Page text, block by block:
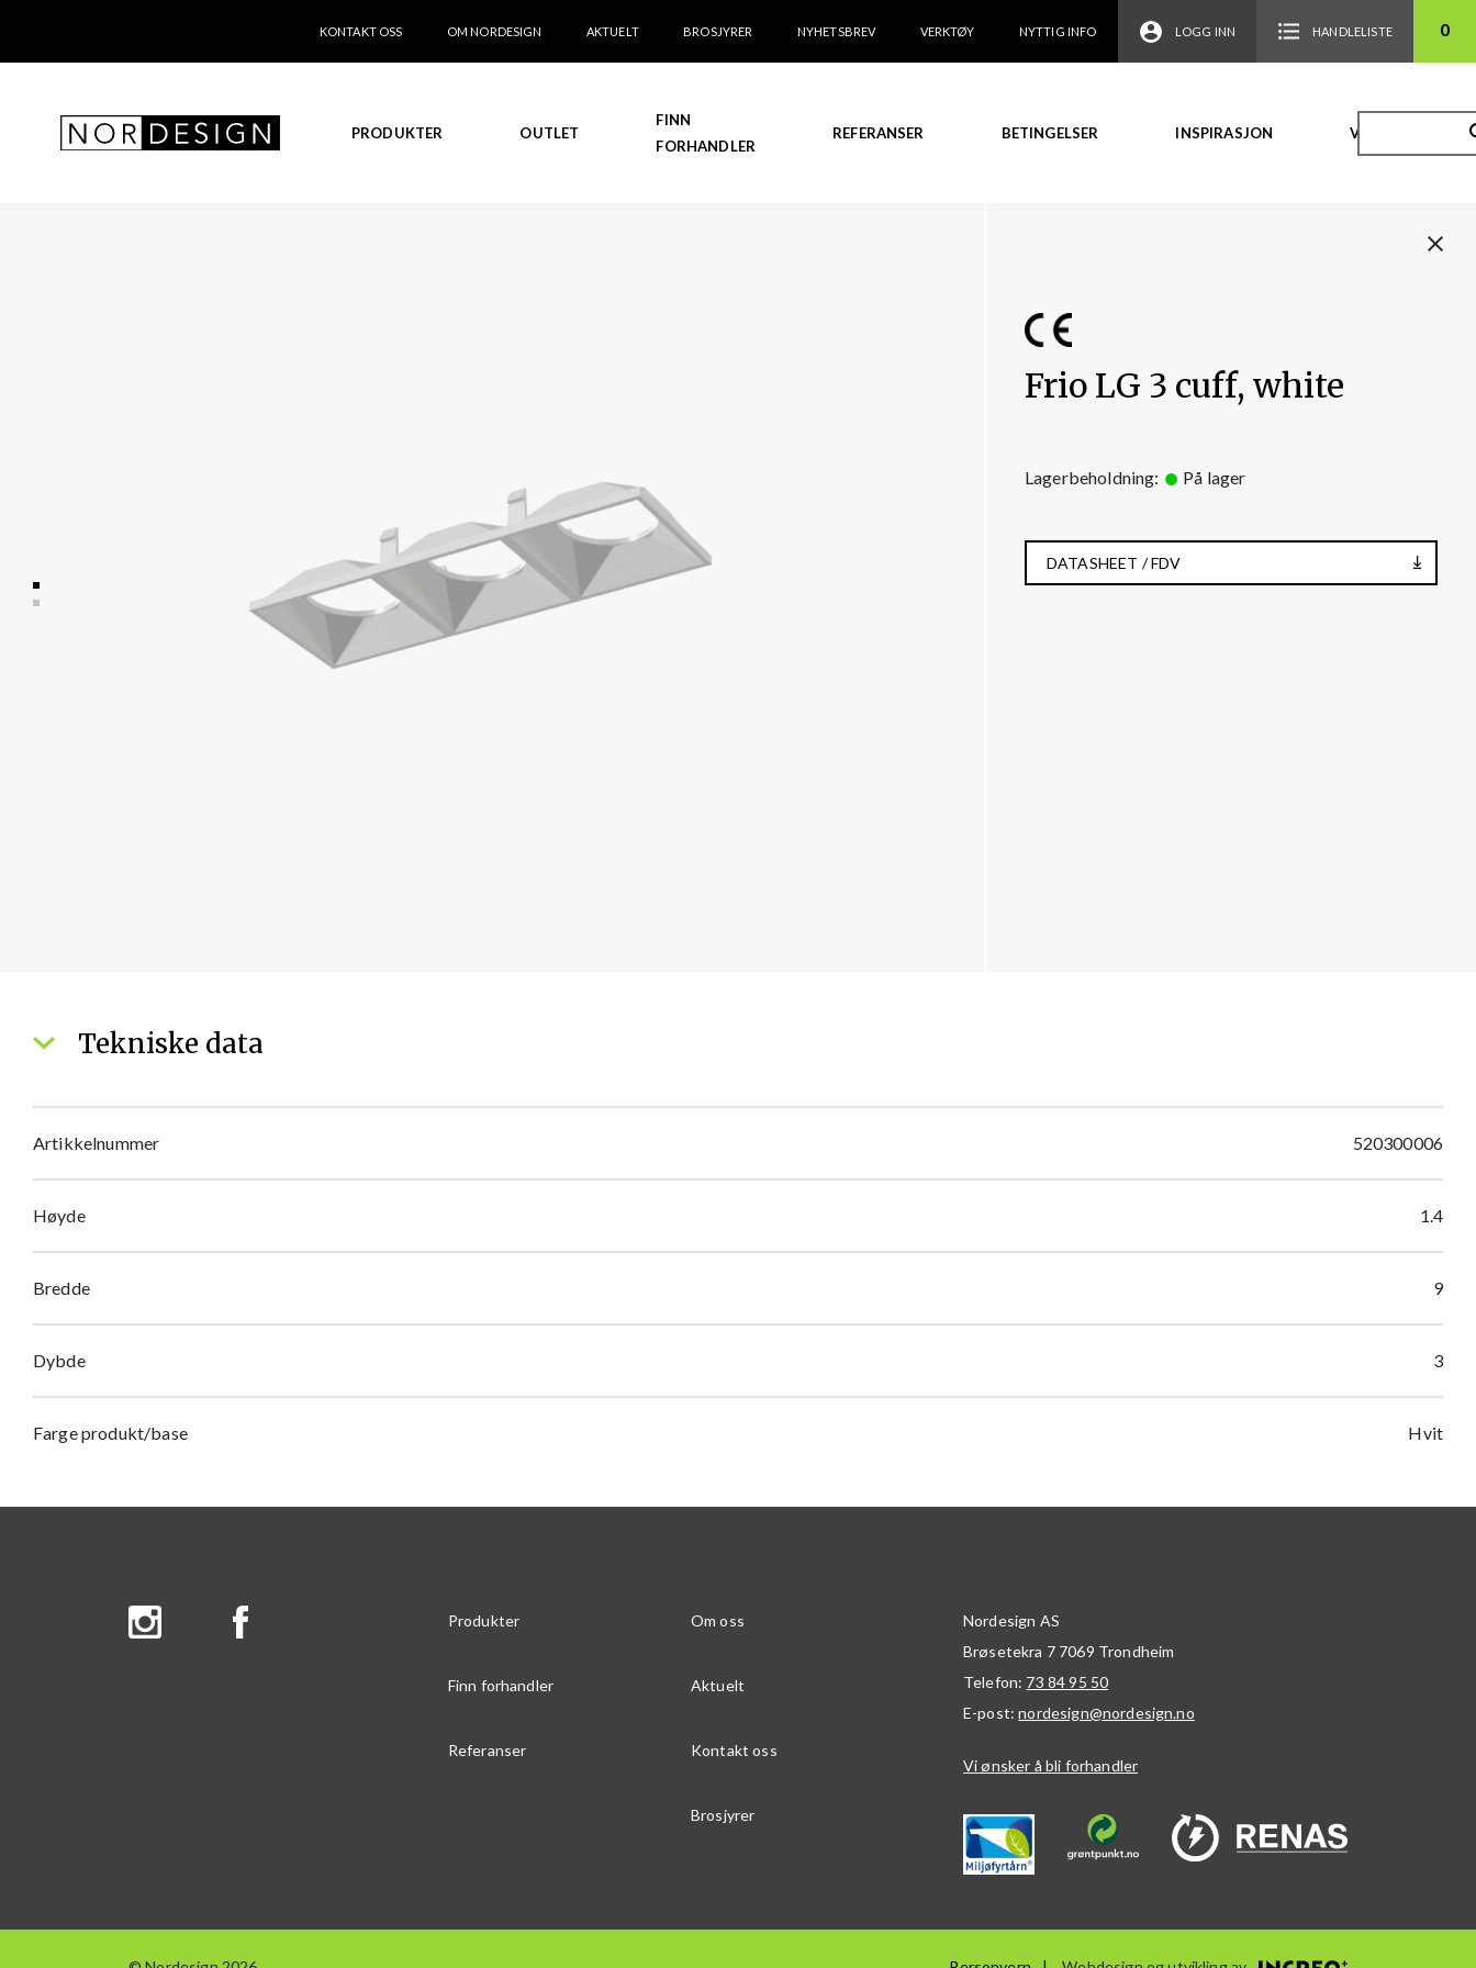
KONTAKT OSS OM NORDESIGN AKTUELT BROSJYRER NYHETSBREV VERKTØY NYTTIG INFO LOGG INN HANDLELISTE 0
PRODUKTER OUTLET
FINN
FORHANDLER
REFERANSER BETINGELSER INSPIRASJON VIDEO
Frio LG 3 cuff, white
Lagerbeholdning: På lager
DATASHEET / FDV
Tekniske data
Artikkelnummer 520300006
Høyde 1.4
Bredde 9
Dybde 3
Farge produkt/base Hvit
Produkter Om oss
Finn forhandler Aktuelt
Referanser Kontakt oss
Brosjyrer
Nordesign AS
Brøsetekra 7 7069 Trondheim
Telefon: 73 84 95 50
E-post:nordesign@nordesign.no
Vi ønsker å bli forhandler